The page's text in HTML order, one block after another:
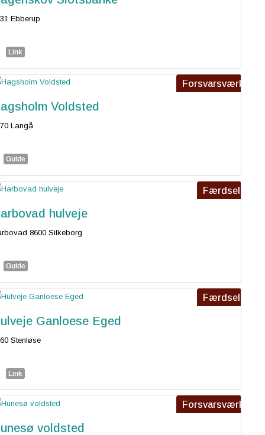
Ebberup
Link
Forsvarsværk
Voldsted
Langå
Guide
Færdsel
hulveje
8600 Silkeborg
Guide
Færdsel
Ganloese Eged
Stenløse
Link
Forsvarsværk
voldsted